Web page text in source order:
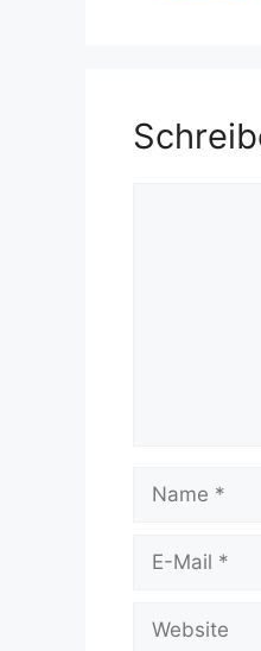
Name
Website